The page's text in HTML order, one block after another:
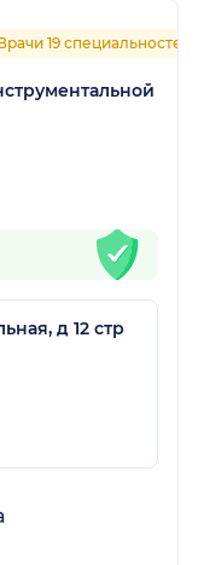
19 специальностей
д 12 стр